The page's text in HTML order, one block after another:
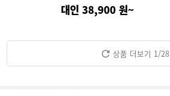
대인 38,900 원~
상품 더보기 1/28